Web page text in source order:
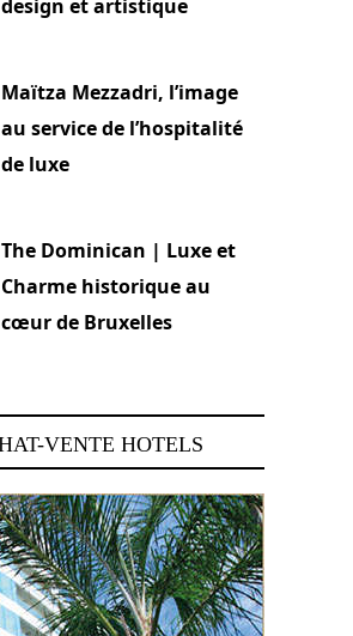
design et artistique
Maïtza Mezzadri, l’image
au service de l’hospitalité
de luxe
The Dominican | Luxe et
Charme historique au
cœur de Bruxelles
VENTE HOTELS